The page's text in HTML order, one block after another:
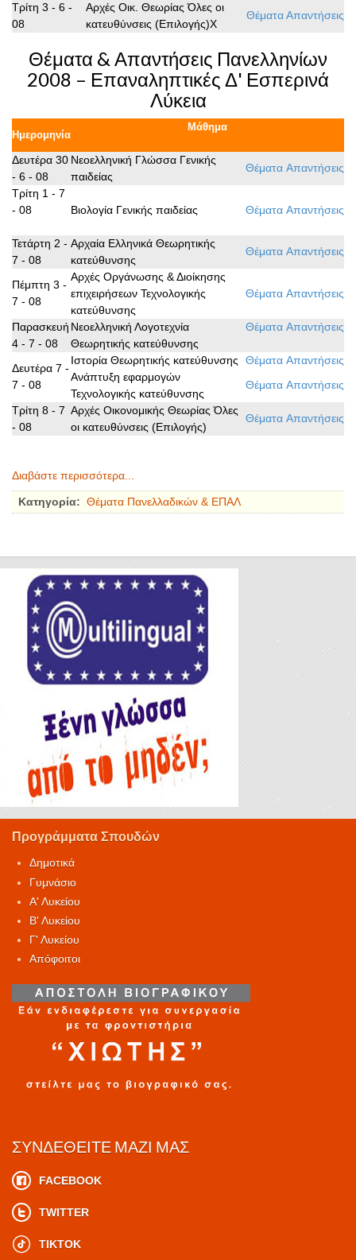
Τρίτη 3 - 6 -
08
Αρχές Οικ. Θεωρίας Όλες οι
κατευθύνσεις (Επιλογής)Χ
Θέματα Απαντήσεις
Θέματα & Απαντήσεις Πανελληνίων
2008 – Επαναληπτικές Δ' Εσπερινά
Λύκεια
Ημερομηνία
Μάθημα
Δευτέρα 30
- 6 - 08
Νεοελληνική Γλώσσα Γενικής
παιδείας
Θέματα Απαντήσεις
Τρίτη 1 - 7
- 08
Βιολογία Γενικής παιδείας Θέματα Απαντήσεις
Τετάρτη 2 -
7 - 08
Αρχαία Ελληνικά Θεωρητικής
κατεύθυνσης
Θέματα Απαντήσεις
Πέμπτη 3 -
7 - 08
Αρχές Οργάνωσης & Διοίκησης
επιχειρήσεων Τεχνολογικής
κατεύθυνσης
Θέματα Απαντήσεις
Παρασκευή
4 - 7 - 08
Νεοελληνική Λογοτεχνία
Θεωρητικής κατεύθυνσης
Θέματα Απαντήσεις
Δευτέρα 7 -
7 - 08
Ιστορία Θεωρητικής κατεύθυνσης Θέματα Απαντήσεις
Ανάπτυξη εφαρμογών
Τεχνολογικής κατεύθυνσης
Θέματα Απαντήσεις
Τρίτη 8 - 7
- 08
Αρχές Οικονομικής Θεωρίας Όλες
οι κατευθύνσεις (Επιλογής)
Θέματα Απαντήσεις
Διαβάστε περισσότερα...
Κατηγορία: Θέματα Πανελλαδικών & ΕΠΑΛ
Προγράμματα Σπουδών
Δημοτικά
Γυμνάσιο
Α' Λυκείου
Β' Λυκείου
Γ' Λυκείου
Απόφοιτοι
ΣΥΝΔΕΘΕΊΤΕ ΜΑΖΊ ΜΑΣ
FACEBOOK
TWITTER
TIKTOK